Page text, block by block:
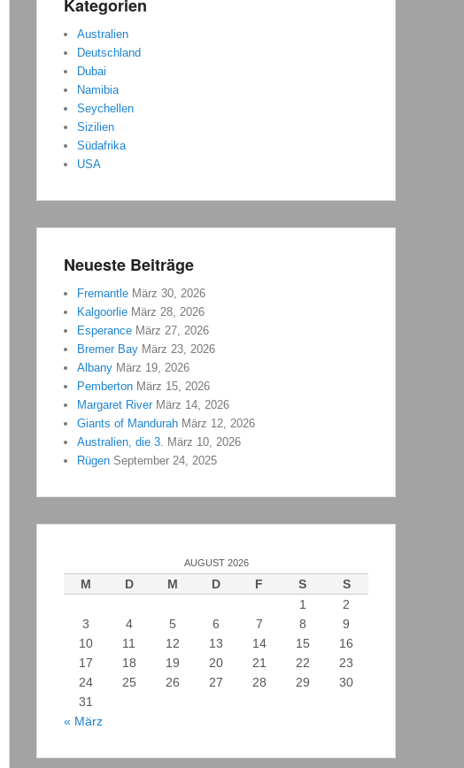
Kategorien
Australien
Deutschland
Dubai
Namibia
Seychellen
Sizilien
Südafrika
USA
Neueste Beiträge
Fremantle März 30, 2026
Kalgoorlie März 28, 2026
Esperance März 27, 2026
Bremer Bay März 23, 2026
Albany März 19, 2026
Pemberton März 15, 2026
Margaret River März 14, 2026
Giants of Mandurah März 12, 2026
Australien, die 3. März 10, 2026
Rügen September 24, 2025
AUGUST 2026
M D M D F S
S
1
2
3
4 5 6 7 8
9
10
11 12 13 14 15
16
17
18 19 20 21 22
23
24
25 26 27 28 29
30
31
« März